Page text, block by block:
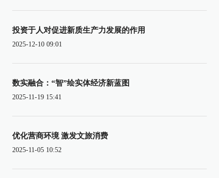
投资于人对促进新质生产力发展的作用
2025-12-10 09:01
数实融合：“智”绘实体经济新蓝图
2025-11-19 15:41
优化营商环境 激发文旅消费
2025-11-05 10:52